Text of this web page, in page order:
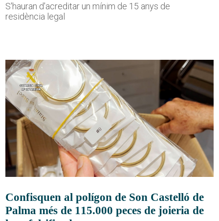
S'hauran d'acreditar un mínim de 15 anys de
residència legal
Confisquen al polígon de Son Castelló de
Palma més de 115.000 peces de joieria de